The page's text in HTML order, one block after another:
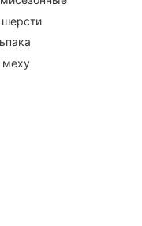
шерсти
меху